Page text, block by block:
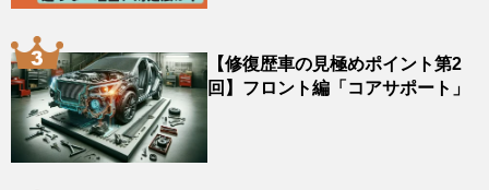
【修復歴車の見極めポイント第2
回】フロント編「コアサポート」